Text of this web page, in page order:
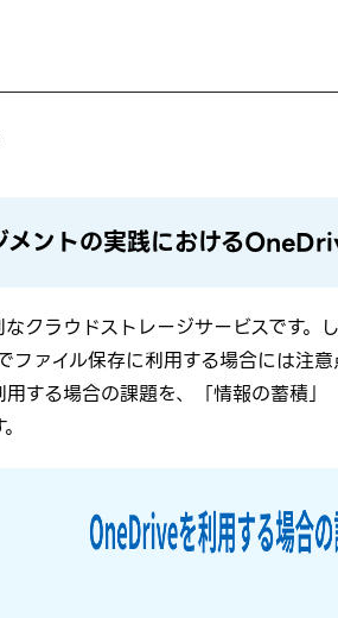
メントの実践における
クラウドストレージサービスです。
ァイル保存に利用する場合には注意
する場合の課題を、「情報の蓄積」